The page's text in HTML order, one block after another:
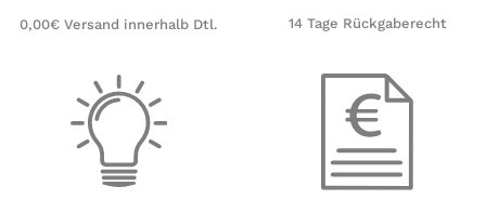
0,00€ Versand innerhalb Dtl. 14 Tage Rückgaberecht